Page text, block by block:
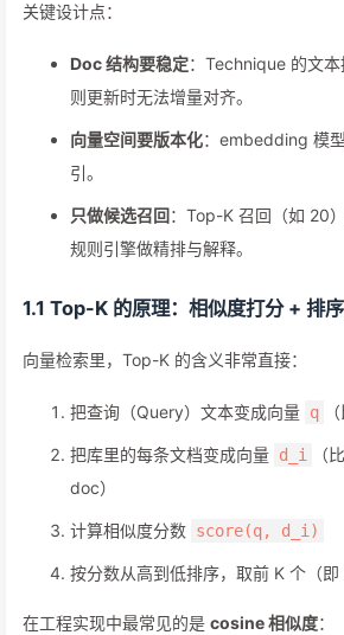
关键设计点：
Doc 结构要稳定：Technique 的文
则更新时无法增量对齐。
向量空间要版本化：embedding 模
引。
只做候选召回：Top-K 召回（如 20
规则引擎做精排与解释。
1.1 Top-K 的原理：相似度打分 + 排
向量检索里，Top-K 的含义非常直接：
把查询（Query）文本变成向量 q
把库里的每条文档变成向量 d_i
（
doc）
计算相似度分数 score(q, d_i)
按分数从高到低排序，取前 K 个（
在工程实现中最常见的是 cosine 相似度：